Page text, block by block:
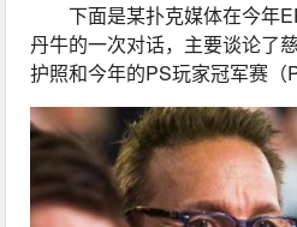
下面是某扑克媒体在今年
丹牛的一次对话，主要谈论了
护照和今年的PS玩家冠军赛（